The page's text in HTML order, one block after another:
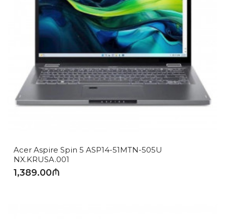
Acer Aspire Spin 5 ASP14-51MTN-505U
NX.KRUSA.001
1,389.00₼